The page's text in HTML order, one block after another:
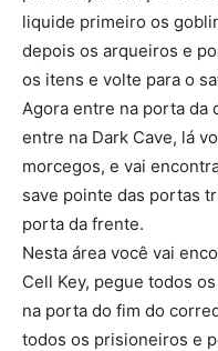
liquide primeiro os
depois os arqueiros e
os itens e volte para o
Agora entre na porta da
entre na Dark Cave, lá
morcegos, e vai
save pointe das portas
porta da frente.
Nesta área você vai
Cell Key, pegue todos
na porta do fim do
todos os prisioneiros e